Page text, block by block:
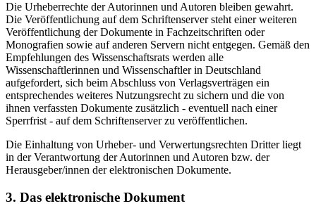
Die Urheberrechte der Autorinnen und Autoren bleiben gewahrt.
Die Veröffentlichung auf dem Schriftenserver steht einer weiteren
Veröffentlichung der Dokumente in Fachzeitschriften oder
Monografien sowie auf anderen Servern nicht entgegen. Gemäß den
Empfehlungen des Wissenschaftsrats werden alle
Wissenschaftlerinnen und Wissenschaftler in Deutschland
aufgefordert, sich beim Abschluss von Verlagsverträgen ein
entsprechendes weiteres Nutzungsrecht zu sichern und die von
ihnen verfassten Dokumente zusätzlich - eventuell nach einer
Sperrfrist - auf dem Schriftenserver zu veröffentlichen.
Die Einhaltung von Urheber- und Verwertungsrechten Dritter liegt
in der Verantwortung der Autorinnen und Autoren bzw. der
Herausgeber/innen der elektronischen Dokumente.
3. Das elektronische Dokument